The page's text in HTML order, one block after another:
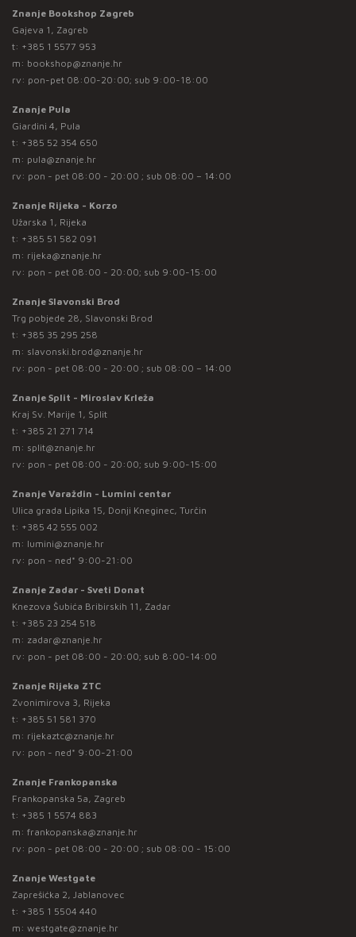
Znanje Bookshop Zagreb
Gajeva 1, Zagreb
t: +385 1 5577 953
m: bookshop@znanje.hr
rv: pon-pet 08:00-20:00; sub 9:00-18:00
Znanje Pula
Giardini 4, Pula
t: +385 52 354 650
m: pula@znanje.hr
rv: pon - pet 08:00 - 20:00 ; sub 08:00 – 14:00
Znanje Rijeka - Korzo
Užarska 1, Rijeka
t: +385 51 582 091
m: rijeka@znanje.hr
rv: pon - pet 08:00 - 20:00; sub 9:00-15:00
Znanje Slavonski Brod
Trg pobjede 28, Slavonski Brod
t: +385 35 295 258
m: slavonski.brod@znanje.hr
rv: pon - pet 08:00 - 20:00 ; sub 08:00 – 14:00
Znanje Split - Miroslav Krleža
Kraj Sv. Marije 1, Split
t: +385 21 271 714
m: split@znanje.hr
rv: pon - pet 08:00 - 20:00; sub 9:00-15:00
Znanje Varaždin - Lumini centar
Ulica grada Lipika 15, Donji Kneginec, Turčin
t: +385 42 555 002
m: lumini@znanje.hr
rv: pon - ned* 9:00-21:00
Znanje Zadar - Sveti Donat
Knezova Šubića Bribirskih 11, Zadar
t: +385 23 254 518
m: zadar@znanje.hr
rv: pon - pet 08:00 - 20:00; sub 8:00-14:00
Znanje Rijeka ZTC
Zvonimirova 3, Rijeka
t: +385 51 581 370
m: rijekaztc@znanje.hr
rv: pon - ned* 9:00-21:00
Znanje Frankopanska
Frankopanska 5a, Zagreb
t: +385 1 5574 883
m: frankopanska@znanje.hr
rv: pon - pet 08:00 - 20:00 ; sub 08:00 - 15:00
Znanje Westgate
Zaprešićka 2, Jablanovec
t: +385 1 5504 440
m: westgate@znanje.hr